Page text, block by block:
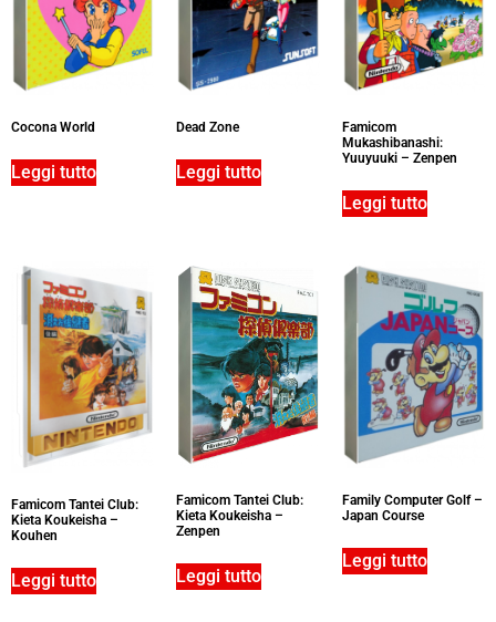
Cocona World
Leggi tutto
Dead Zone
Leggi tutto
Famicom
Mukashibanashi:
Yuuyuuki – Zenpen
Leggi tutto
Famicom Tantei Club:
Kieta Koukeisha –
Kouhen
Leggi tutto
Famicom Tantei Club:
Kieta Koukeisha –
Zenpen
Leggi tutto
Family Computer Golf –
Japan Course
Leggi tutto